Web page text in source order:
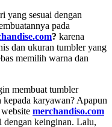
yang sesuai dengan
pada
? karena
dan ukuran tumbler yang
memilih warna dan
membuat tumbler
kepada karyawan? Apapun
merchandiso.com
dengan keinginan. Lalu,